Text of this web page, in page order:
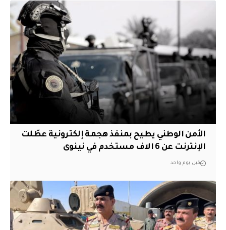
الأمن الوطني يطيح بمنفذ هجمة إلكترونية عطّلت
الإنترنت عن 6 الاف مستخدم في نينوى
قبل يوم واحد